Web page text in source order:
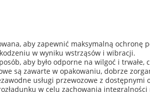
aby zapewnić maksymalną
w wyniku wstrząsów i wibracji.
aby było odporne na wilgoć i
są zawarte w opakowaniu, dobrze
usługi przewozowe z
w celu zachowania